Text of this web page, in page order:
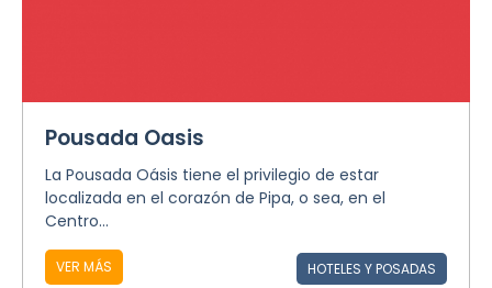
Pousada Oasis
La Pousada Oásis tiene el privilegio de estar
localizada en el corazón de Pipa, o sea, en el
Centro...
VER MÁS HOTELES Y POSADAS